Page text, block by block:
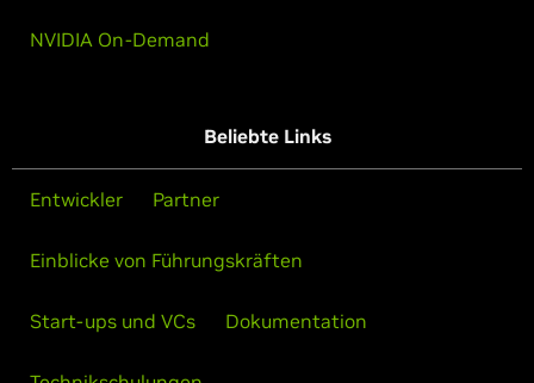
NVIDIA On-Demand
Beliebte Links
Entwickler Partner
Einblicke von Führungskräften
Start-ups und VCs Dokumentation